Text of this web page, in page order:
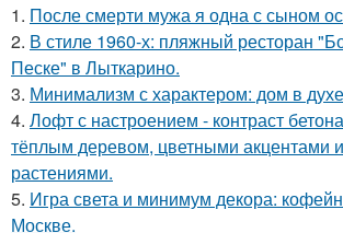
1. После смерти мужа я одна с сыном
2. В стиле 1960-х: пляжный ресторан
Песке" в Лыткарино.
3. Минимализм с характером: дом в
4. Лофт с настроением - контраст
тёплым деревом, цветными акцентами
растениями.
5. Игра света и минимум декора:
Москве.